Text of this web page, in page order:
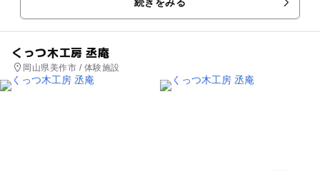
める露天風呂付きの和洋室など...
くっつ木工房 丞庵
岡山県美作市 / 体験施設